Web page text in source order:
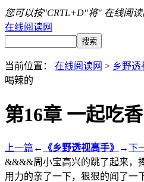
您可以按"CRTL+D"将" 在线阅读
在线阅读网
当前位置： 在线阅读网 > 乡野透
喝辣的
第16章 一起吃
上一篇 ← 《乡野透视高手》 →下
&&&&周小宝高兴的跳了起来，
用力的亲了一下，狠狠的闻了一